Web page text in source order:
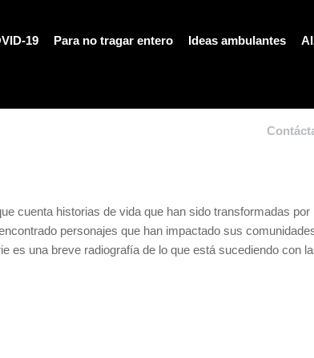
19 Para no tragar entero Ideas ambulantes
cuenta historias de vida que han sido transformadas
personajes que han impactado sus
es una breve radiografía de lo que está sucediendo con